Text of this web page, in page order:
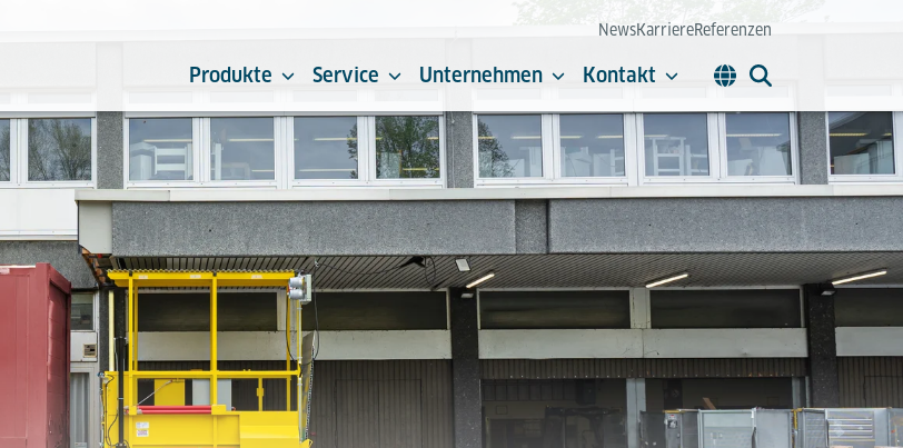
NewsKarriereReferenzen
Produkte Service Unternehmen Kontakt